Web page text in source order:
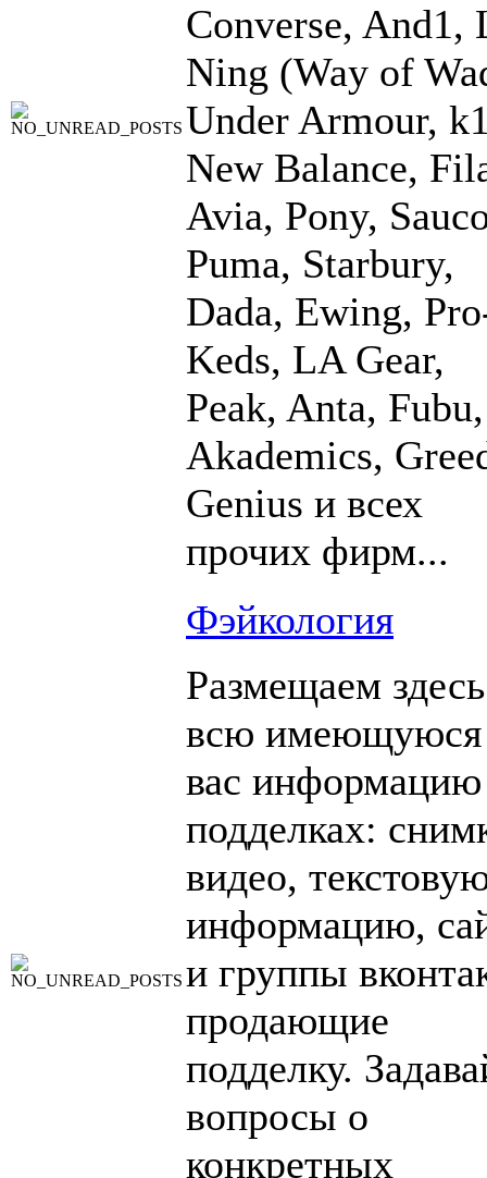
Converse, And1,
Ning (Way of
Under Armour,
New Balance,
Avia, Pony,
Puma, Starbury,
Dada, Ewing,
Keds, LA Gear,
Peak, Anta, Fubu,
Akademics,
Genius и всех
прочих фирм...
Фэйкология
Размещаем здесь
всю имеющуюся
вас
подделках:
видео,
информацию,
и группы
продающие
подделку.
вопросы о
конкретных